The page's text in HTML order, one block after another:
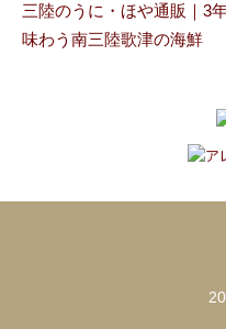
三陸のうに・ほや通販｜3
味わう南三陸歌津の海鮮